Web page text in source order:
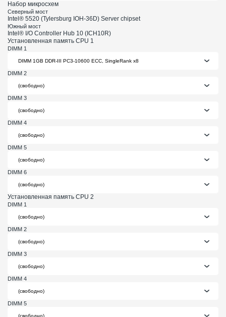
Набор микросхем
Северный мост
Intel® 5520 (Tylersburg IOH-36D) Server chipset
Южный мост
Intel® I/O Controller Hub 10 (ICH10R)
Установленная память CPU 1
DIMM 1
DIMM 2
DIMM 3
DIMM 4
DIMM 5
DIMM 6
Установленная память CPU 2
DIMM 1
DIMM 2
DIMM 3
DIMM 4
DIMM 5